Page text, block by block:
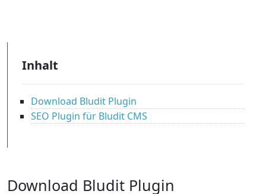
Inhalt
Download Bludit Plugin
SEO Plugin für Bludit CMS
Download Bludit Plugin